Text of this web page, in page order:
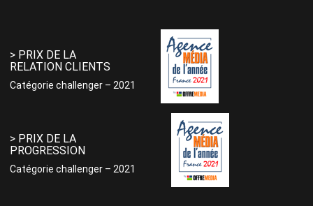
> PRIX DE LA
RELATION CLIENTS
Catégorie challenger – 2021
> PRIX DE LA
PROGRESSION
Catégorie challenger – 2021